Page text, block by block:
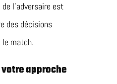
l’adversaire est
des décisions
match.
approche